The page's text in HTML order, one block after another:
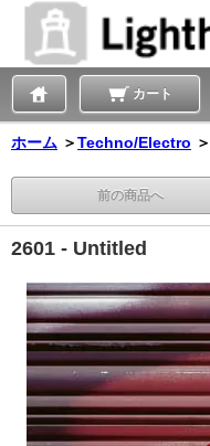
カート
ホーム ＞Techno/Electro ＞
前の商品へ
2601 - Untitled